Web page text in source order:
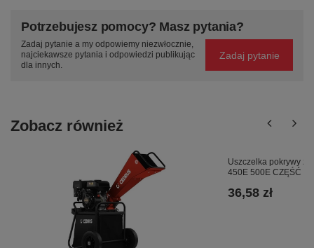
Potrzebujesz pomocy? Masz pytania?
Zadaj pytanie a my odpowiemy niezwłocznie,
najciekawsze pytania i odpowiedzi publikując
dla innych.
Zadaj pytanie
Zobacz również
Uszczelka pokrywy
450E 500E CZĘŚĆ
36,58 zł